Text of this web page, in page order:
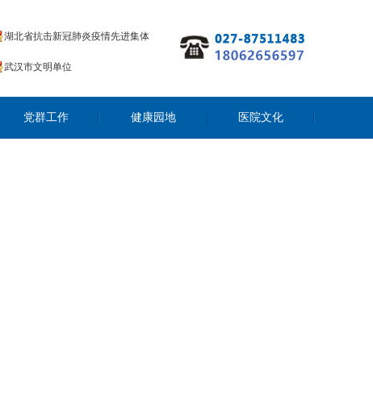
湖北省抗击新冠肺炎疫情先进集体
武汉市文明单位
党群工作 健康园地 医院文化